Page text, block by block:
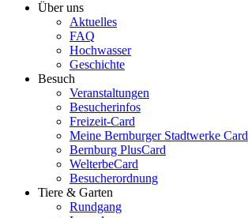
Über uns
Aktuelles
FAQ
Hochwasser
Geschichte
Besuch
Veranstaltungen
Besucherinfos
Freizeit-Card
Meine Bernburger Stadtwerke Card
Bernburg PlusCard
WelterbeCard
Besucherordnung
Tiere & Garten
Rundgang